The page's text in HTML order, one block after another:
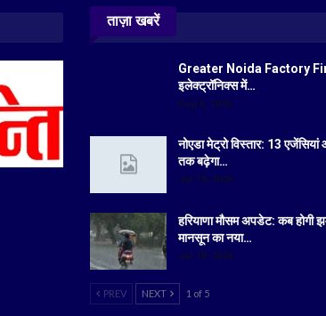
ताज़ा खबरें
Greater Noida Factory
इलेक्ट्रॉनिक्स में…
Aug 6, 2026
नोएडा मेट्रो विस्तार: 13
तक बढ़ेगा…
Jul 19, 2026
हरियाणा मौसम अपडेट: कब होगी
मानसून का नया…
Jul 18, 2026
PREV NEXT 1 of 5